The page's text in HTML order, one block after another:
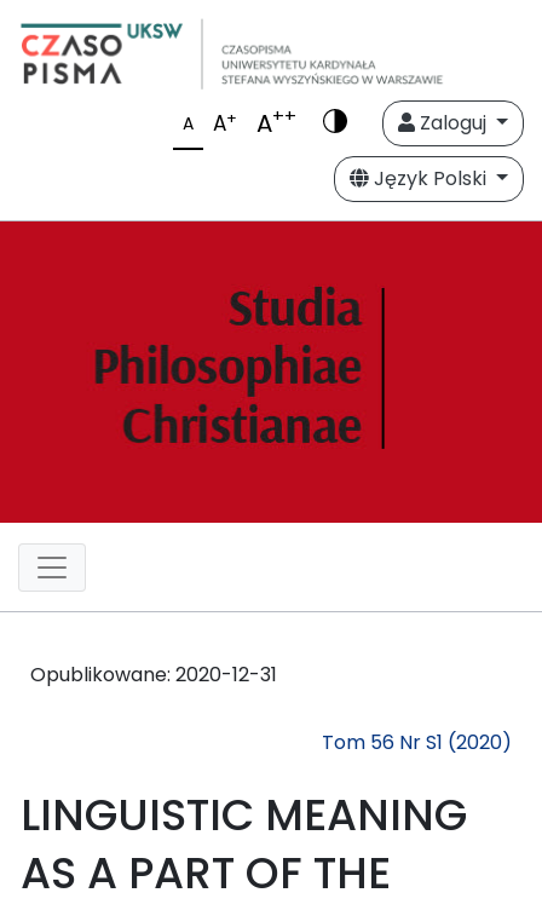
A A+ A++
Zaloguj
Język Polski
Opublikowane: 2020-12-31
Tom 56 Nr S1 (2020)
LINGUISTIC MEANING
AS A PART OF THE